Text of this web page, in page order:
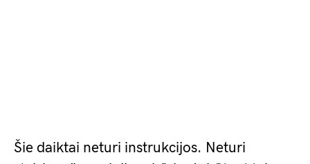
Šie daiktai neturi instrukcijos. Neturi